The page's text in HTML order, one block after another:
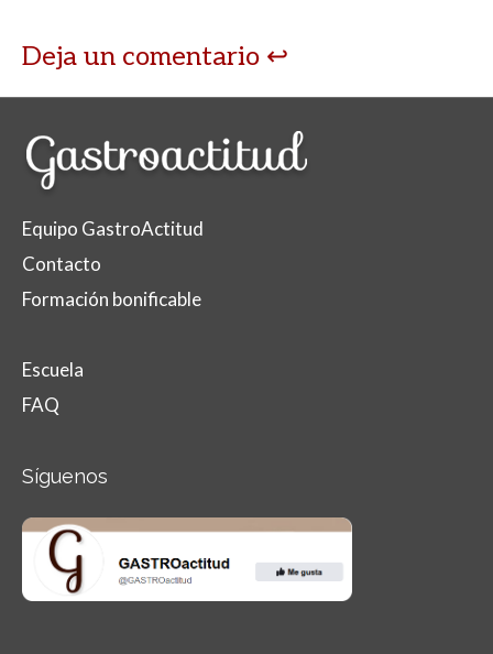
Deja un comentario
Equipo GastroActitud
Contacto
Formación bonificable
Escuela
FAQ
Síguenos